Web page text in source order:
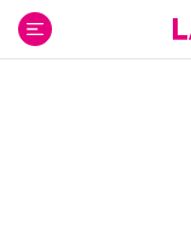
contenido